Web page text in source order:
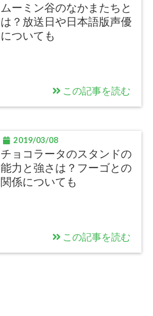
ムーミン谷のなかまたちと
は？放送日や日本語版声優
についても
この記事を読む
2019/03/08
チョコラータのスタンドの
能力と強さは？フーゴとの
関係についても
この記事を読む